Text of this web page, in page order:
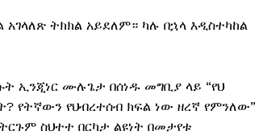
ትክክል አይደለም። ካሉ በኋላ እዲስተካከል
ኢንጂነር ሙሉጌታ በሰነዱ መግቢያ ላይ “የህ
የትኛውን የህብረተሰብ ክፍል ነው ዘረኛ የምንለው”
ስህተተ በርካታ ልዩነት በመታየቱ